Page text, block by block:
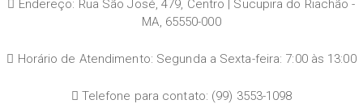
Endereço: Rua São José, 479, Centro | Sucupira do Riachão -
MA, 65550-000
Horário de Atendimento: Segunda a Sexta-feira: 7:00 às 13:00
Telefone para contato: (99) 3553-1098